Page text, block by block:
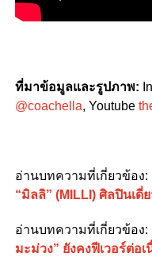
ที่มาข้อมูลและรูปภาพ:
@coachella, Youtube
อ่านบทความที่เกี่ยวข้อง:
“มิลลิ” (MILLI) ศิลปินเ
อ่านบทความที่เกี่ยวข้อง:
มะม่วง” ยังคงฟีเวอร์ต่อ